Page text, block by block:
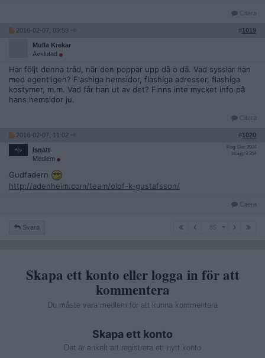
Citera
2016-02-07, 09:59 #1019
Mulla Krekar
Avslutad
Har följt denna tråd, när den poppar upp då o då. Vad sysslar han
med egentligen? Flashiga hemsidor, flashiga adresser, flashiga
kostymer, m.m. Vad får han ut av det? Finns inte mycket info på
hans hemsidor ju.
Citera
2016-02-07, 11:02 #1020
Isnatt
Medlem
Reg: Dec 2004
Inlägg: 9 354
Gudfadern
http://adenheim.com/team/olof-k-gustafsson/
Citera
Svara 85
Skapa ett konto eller logga in för att
kommentera
Du måste vara medlem för att kunna kommentera
Skapa ett konto
Det är enkelt att registrera ett nytt konto